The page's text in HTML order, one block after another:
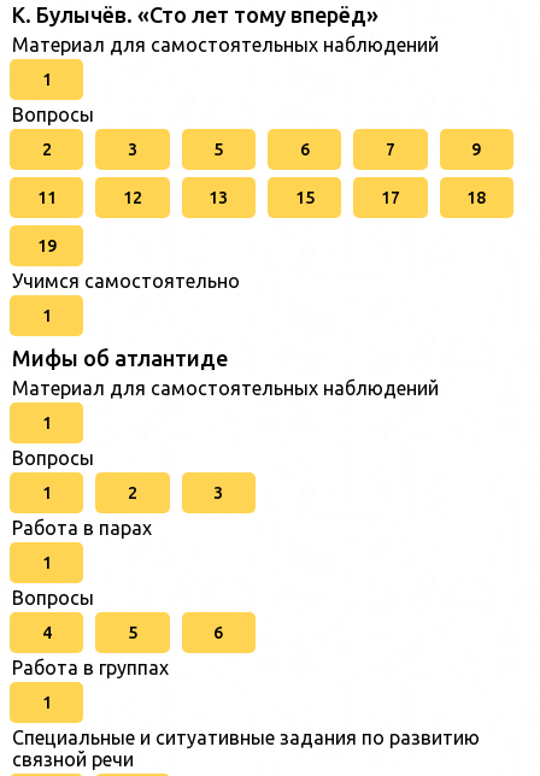
К. Булычёв. «Сто лет тому вперёд»
Материал для самостоятельных наблюдений
1
Вопросы
2 3 5 6 7 9
11 12 13 15 17 18
19
Учимся самостоятельно
1
Мифы об атлантиде
Материал для самостоятельных наблюдений
1
Вопросы
1 2 3
Работа в парах
1
Вопросы
4 5 6
Работа в группах
1
Специальные и ситуативные задания по развитию
связной речи